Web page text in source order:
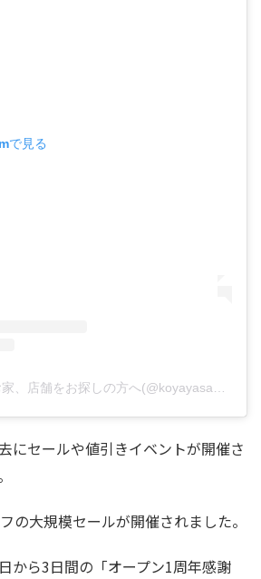
で見る
にセールや値引きイベントが開催さ
の大規模セールが開催されました。
から3日間の「オープン1周年感謝